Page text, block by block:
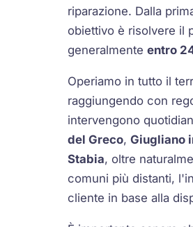
riparazione. Dalla
obiettivo è risolvere il
generalmenteentro
Operiamo in tutto il
raggiungendo con
intervengono
del Greco,Giugliano
Stabia, oltre
comuni più distanti,
cliente in base alla